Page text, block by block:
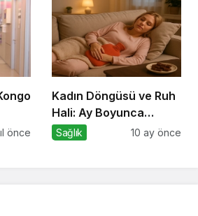
önce
Kadın Döngüsü ve Ruh
Hali: Ay Boyunca
Bedenine ve
Sağlık 10 ay önce